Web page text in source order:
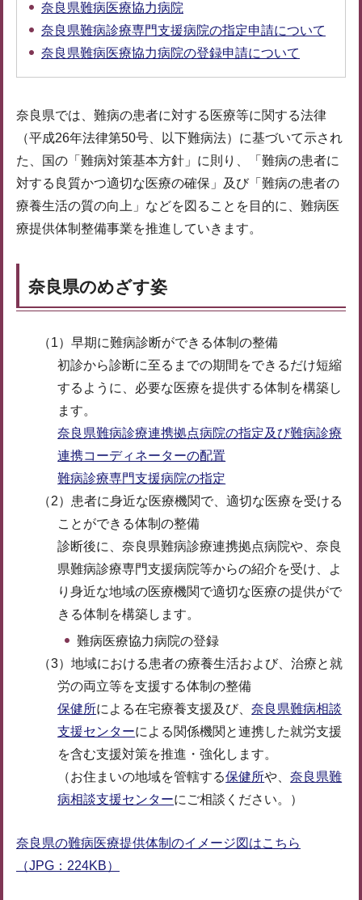
奈良県難病医療協力病院
奈良県難病診療専門支援病院の指定申請について
奈良県難病医療協力病院の登録申請について
奈良県では、難病の患者に対する医療等に関する法律
（平成26年法律第50号、以下難病法）に基づいて示され
た、国の「難病対策基本方針」に則り、「難病の患者に
対する良質かつ適切な医療の確保」及び「難病の患者の
療養生活の質の向上」などを図ることを目的に、難病医
療提供体制整備事業を推進していきます。
奈良県のめざす姿
（1）早期に難病診断ができる体制の整備
初診から診断に至るまでの期間をできるだけ短縮
するように、必要な医療を提供する体制を構築し
ます。
奈良県難病診療連携拠点病院の指定及び難病診療
連携コーディネーターの配置
難病診療専門支援病院の指定
（2）患者に身近な医療機関で、適切な医療を受ける
ことができる体制の整備
診断後に、奈良県難病診療連携拠点病院や、奈良
県難病診療専門支援病院等からの紹介を受け、よ
り身近な地域の医療機関で適切な医療の提供がで
きる体制を構築します。
難病医療協力病院の登録
（3）地域における患者の療養生活および、治療と就
労の両立等を支援する体制の整備
保健所による在宅療養支援及び、奈良県難病相談
支援センターによる関係機関と連携した就労支援
を含む支援対策を推進・強化します。
（お住まいの地域を管轄する保健所や、奈良県難
病相談支援センターにご相談ください。）
奈良県の難病医療提供体制のイメージ図はこちら
（JPG：224KB）